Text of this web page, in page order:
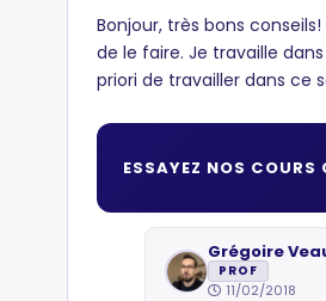
Bonjour, très bons
de le faire. Je travaille
priori de travailler dans ce
ESSAYEZ NOS COURS
Grégoire
PROF
11/02/2018